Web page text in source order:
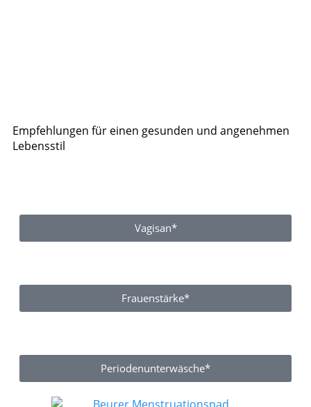
Empfehlungen für einen gesunden und angenehmen
Lebensstil
Vagisan*
Frauenstärke*
Periodenunterwäsche*